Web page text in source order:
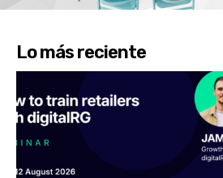
Lo más reciente